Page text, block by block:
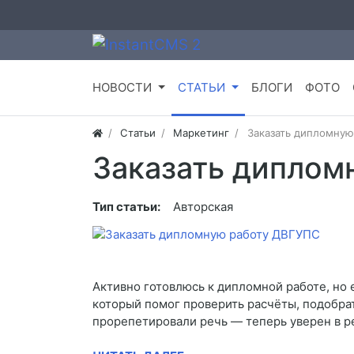
НОВОСТИ СТАТЬИ БЛОГИ ФОТО
Статьи Маркетинг Заказать
Заказать
Тип статьи: Авторская
Активно готовлюсь к дипломной работе,
который помог проверить расчёты,
прорепетировали речь — теперь уверен в